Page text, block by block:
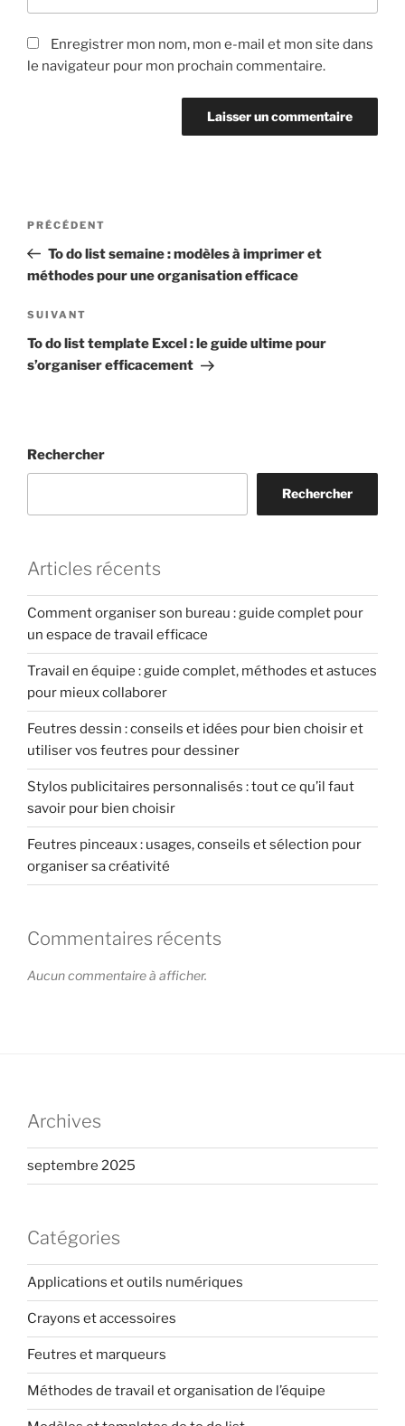
Enregistrer mon nom, mon e-mail et mon site dans
le navigateur pour mon prochain commentaire.
Navigation
l’article
Article
précédent
PRÉCÉDENT
To do list semaine : modèles à imprimer et
méthodes pour une organisation efficace
Article
suivant
SUIVANT
To do list template Excel : le guide ultime pour
s’organiser efficacement
Rechercher
Rechercher
Articles récents
Comment organiser son bureau : guide complet pour
un espace de travail efficace
Travail en équipe : guide complet, méthodes et astuces
pour mieux collaborer
Feutres dessin : conseils et idées pour bien choisir et
utiliser vos feutres pour dessiner
Stylos publicitaires personnalisés : tout ce qu’il faut
savoir pour bien choisir
Feutres pinceaux : usages, conseils et sélection pour
organiser sa créativité
Commentaires récents
Aucun commentaire à afficher.
Archives
septembre 2025
Catégories
Applications et outils numériques
Crayons et accessoires
Feutres et marqueurs
Méthodes de travail et organisation de l’équipe